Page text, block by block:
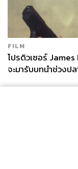
FILM
โปรดิวเซอร์
จะมารับบทนำช่วงป